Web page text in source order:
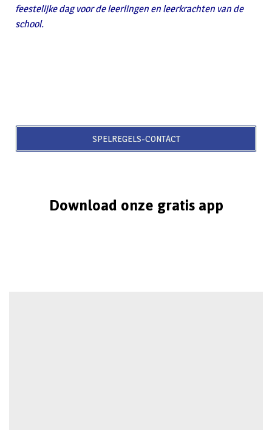
feestelijke dag voor de leerlingen en leerkrachten van de
school.
SPELREGELS-CONTACT
Download onze gratis app